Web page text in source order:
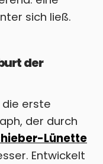
sich ließ.
der
die erste
der durch
Lünette
Entwickelt